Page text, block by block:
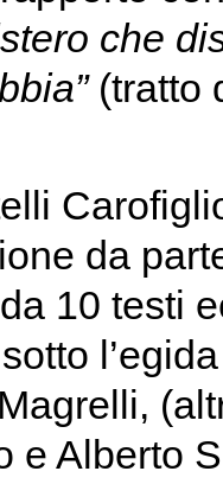
che
(tratto
da
10 testi
e Alberto